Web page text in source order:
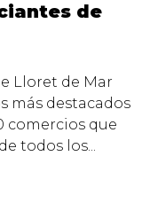
de
Lloret de Mar
más destacados
comercios que
todos los...